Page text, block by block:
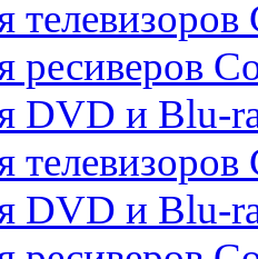
телевизоров
ресиверов
DVD и Blu-
телевизоров
DVD и Blu-